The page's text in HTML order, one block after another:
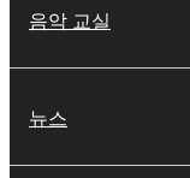
음악 교실
뉴스